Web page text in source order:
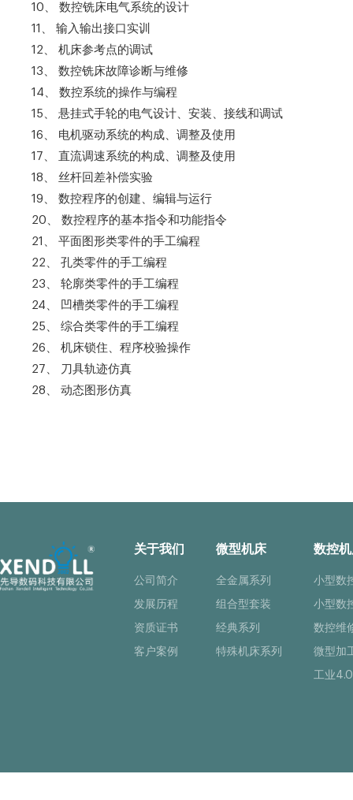
10、 数控铣床电气系统的设计
11、 输入输出接口实训
12、 机床参考点的调试
13、 数控铣床故障诊断与维修
14、 数控系统的操作与编程
15、 悬挂式手轮的电气设计、安装、接线和调试
16、 电机驱动系统的构成、调整及使用
17、 直流调速系统的构成、调整及使用
18、 丝杆回差补偿实验
19、 数控程序的创建、编辑与运行
20、 数控程序的基本指令和功能指令
21、 平面图形类零件的手工编程
22、 孔类零件的手工编程
23、 轮廓类零件的手工编程
24、 凹槽类零件的手工编程
25、 综合类零件的手工编程
26、 机床锁住、程序校验操作
27、 刀具轨迹仿真
28、 动态图形仿真
关于我们
公司简介
发展历程
资质证书
客户案例
微型机床
全金属系列
组合型套装
经典系列
特殊机床系列
数控
小型数
小型数
数控维
微型加
工业4.0